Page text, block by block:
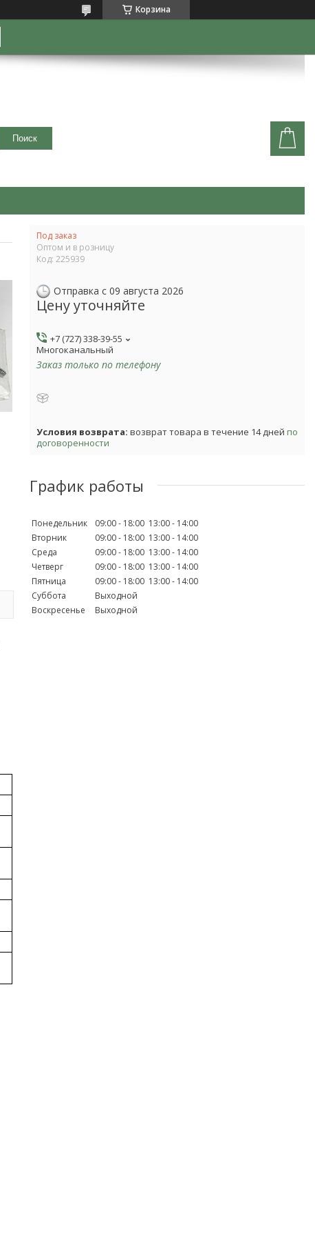
Корзина
Поиск
Под заказ
Оптом и в розницу
Код: 225939
Отправка с 09 августа 2026
Цену уточняйте
+7 (727) 338-39-55
Многоканальный
Заказ только по телефону
возврат товара в течение 14 дней по
договоренности
График работы
Понедельник 09:00 18:00 13:00
14:00
Вторник
09:00 18:00 13:00
14:00
Среда
09:00 18:00 13:00
14:00
Четверг
09:00 18:00 13:00
14:00
Пятница
09:00 18:00 13:00
14:00
Суббота
Выходной
Воскресенье
Выходной